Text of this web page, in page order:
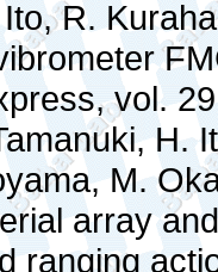
R.
vol.
H.
M.
array
ranging